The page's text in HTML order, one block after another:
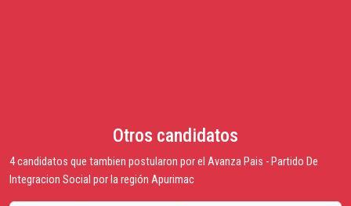
Otros candidatos
4 candidatos que tambien postularon por el Avanza Pais - Partido De
Integracion Social por la región Apurimac